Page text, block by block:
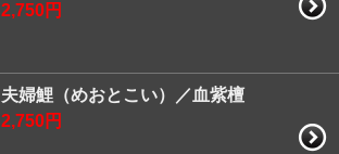
2,750円
夫婦鯉（めおとこい）／血紫檀
2,750円